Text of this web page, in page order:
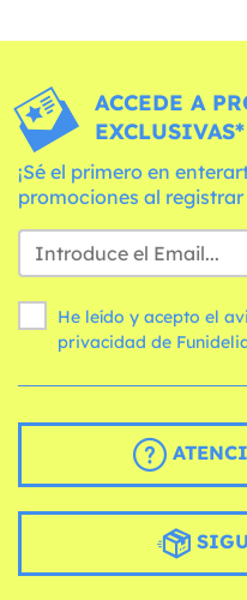
ACCEDE A
EXCLUSIVAS*
¡Sé el primero en
promociones al
He leído y acepto el
privacidad de